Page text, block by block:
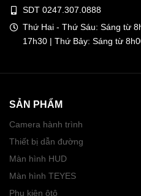
SDT 0247.307.0888
Thứ Hai - Thứ Sáu: Sáng từ
17h30 | Thứ Bảy: Sáng từ
SẢN PHẨM
Camera hành trình
Thiết bị dẫn đường
Màn hình HUD
Màn hình TEYES
Phụ kiện ôtô